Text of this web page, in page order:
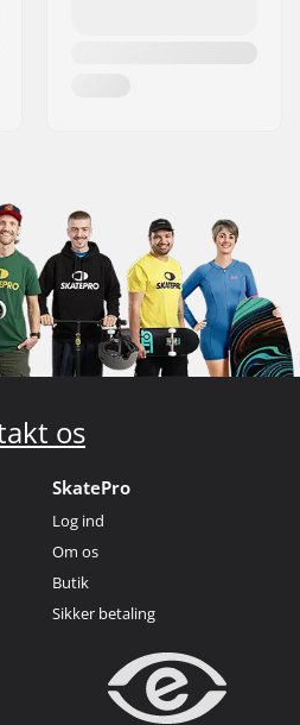
os
SkatePro
Log ind
Om os
Butik
Sikker betaling